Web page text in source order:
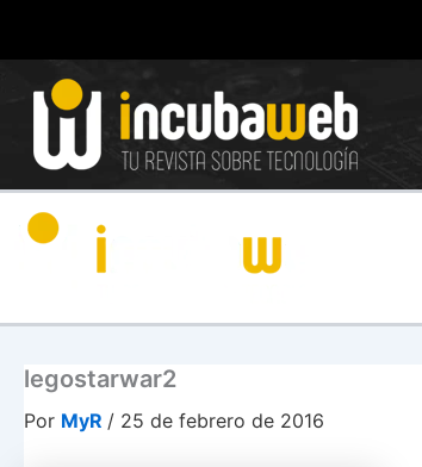
contenido
legostarwar2
Por MyR / 25 de febrero de 2016